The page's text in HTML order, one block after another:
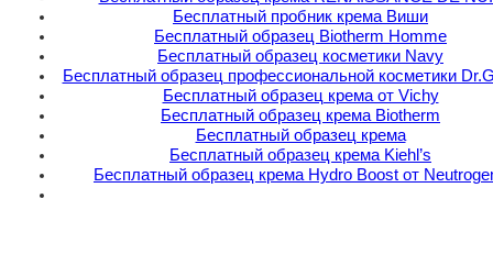
Бесплатный пробник крема Виши
Бесплатный образец Biotherm Homme
Бесплатный образец косметики Navy
Бесплатный образец профессиональной косметики
Бесплатный образец крема от Vichy
Бесплатный образец крема Biotherm
Бесплатный образец крема
Бесплатный образец крема Kiehl’s
Бесплатный образец крема Hydro Boost от